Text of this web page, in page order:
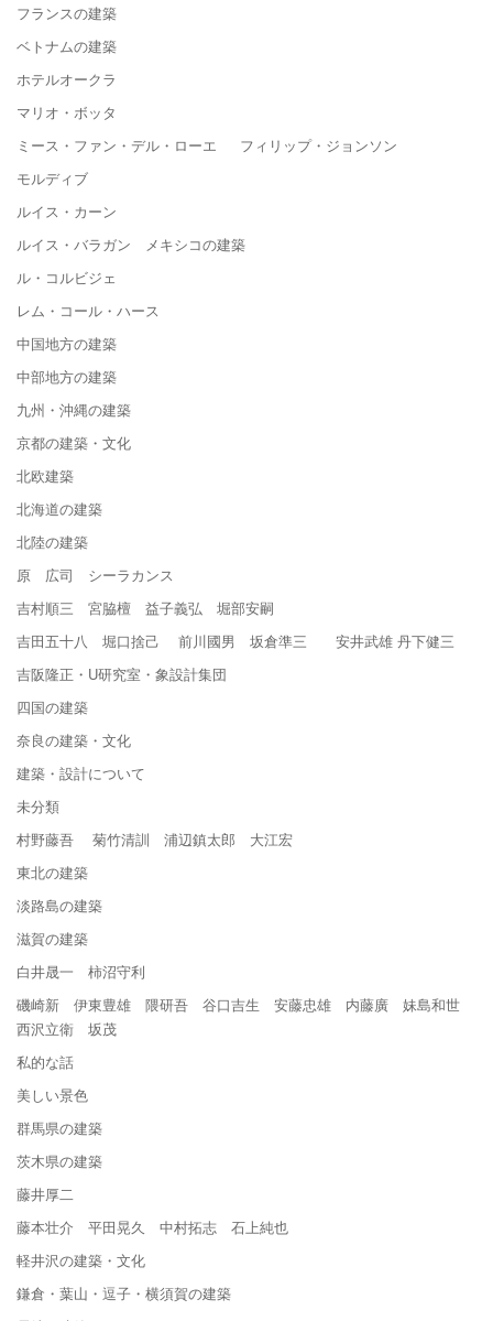
フランスの建築
ベトナムの建築
ホテルオークラ
マリオ・ボッタ
ミース・ファン・デル・ローエ フィリップ・ジョンソン
モルディブ
ルイス・カーン
ルイス・バラガン メキシコの建築
ル・コルビジェ
レム・コール・ハース
中国地方の建築
中部地方の建築
九州・沖縄の建築
京都の建築・文化
北欧建築
北海道の建築
北陸の建築
原 広司 シーラカンス
吉村順三 宮脇檀 益子義弘 堀部安嗣
吉田五十八 堀口捨己 前川國男 坂倉準三 安井武雄 丹下健三
吉阪隆正・U研究室・象設計集団
四国の建築
奈良の建築・文化
建築・設計について
未分類
村野藤吾 菊竹清訓 浦辺鎮太郎 大江宏
東北の建築
淡路島の建築
滋賀の建築
白井晟一 柿沼守利
磯崎新 伊東豊雄 隈研吾 谷口吉生 安藤忠雄 内藤廣 妹島和世
西沢立衛 坂茂
私的な話
美しい景色
群馬県の建築
茨木県の建築
藤井厚二
藤本壮介 平田晃久 中村拓志 石上純也
軽井沢の建築・文化
鎌倉・葉山・逗子・横須賀の建築